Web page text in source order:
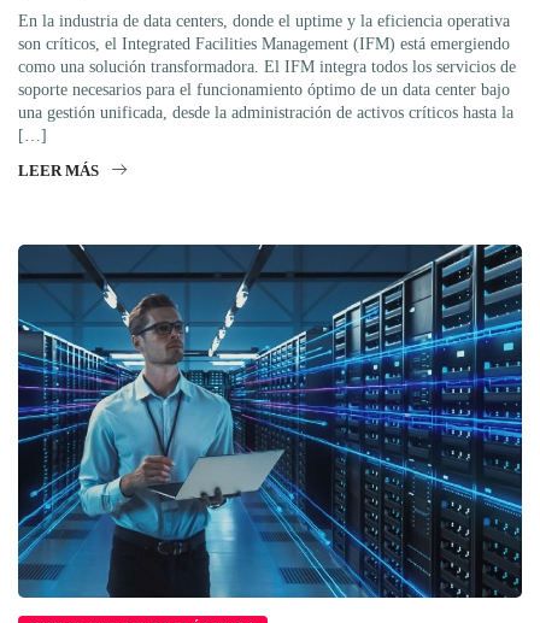
En la industria de data centers, donde el uptime y la eficiencia operativa
son críticos, el Integrated Facilities Management (IFM) está emergiendo
como una solución transformadora. El IFM integra todos los servicios de
soporte necesarios para el funcionamiento óptimo de un data center bajo
una gestión unificada, desde la administración de activos críticos hasta la
[…]
LEER MÁS